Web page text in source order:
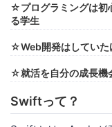
☆プログラミングは初
る学生
☆Web開発はしていた
☆就活を自分の成長機
Swiftって？